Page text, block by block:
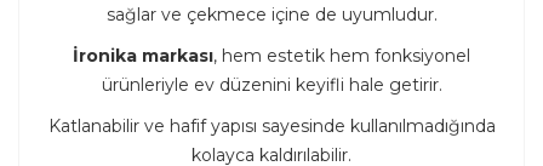
sağlar ve çekmece içine de uyumludur.
İronika markası, hem estetik hem fonksiyonel
ürünleriyle ev düzenini keyifli hale getirir.
Katlanabilir ve hafif yapısı sayesinde kullanılmadığında
kolayca kaldırılabilir.